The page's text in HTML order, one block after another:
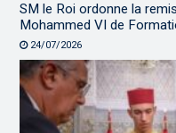
SM le Roi ordonne la
Mohammed VI de
24/07/2026